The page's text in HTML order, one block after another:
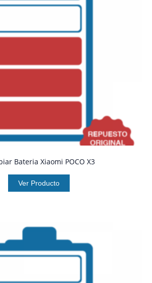
Bateria Xiaomi POCO X3
Ver Producto